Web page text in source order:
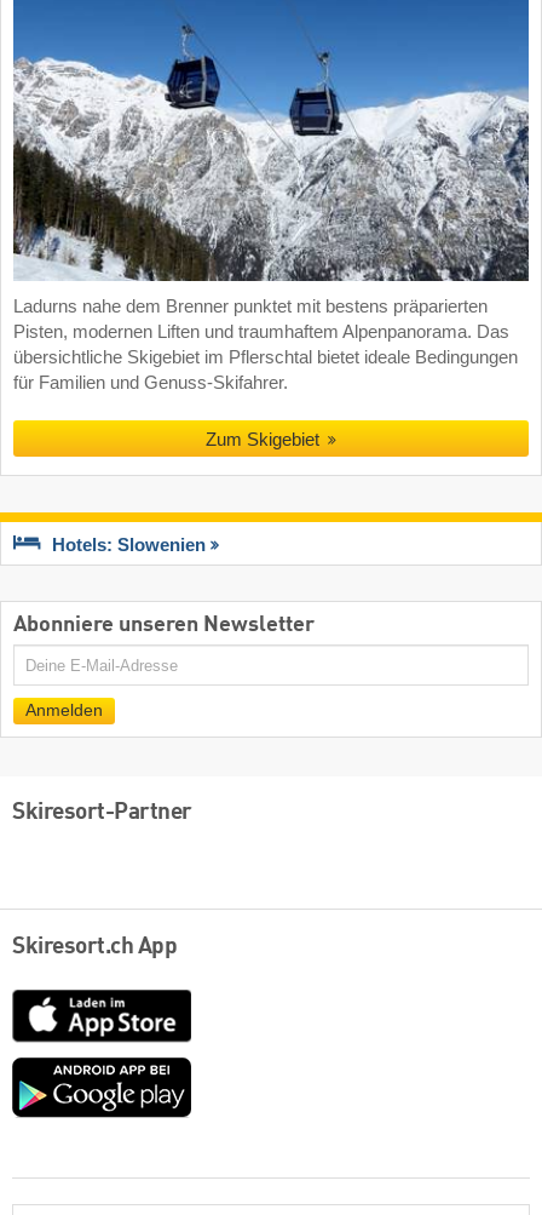
Ladurns nahe dem Brenner punktet mit bestens präparierten
Pisten, modernen Liften und traumhaftem Alpenpanorama. Das
übersichtliche Skigebiet im Pflerschtal bietet ideale Bedingungen
für Familien und Genuss-Skifahrer.
Zum Skigebiet
Hotels: Slowenien
Abonniere unseren Newsletter
E-
Anmelden
Skiresort-Partner
Skiresort.ch App
App
Store
Google